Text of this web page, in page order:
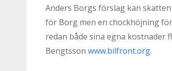
Anders Borgs förslag kan
för Borg men en chockhöjning
redan både sina egna kostnader
Bengtsson www.bilfront.org.